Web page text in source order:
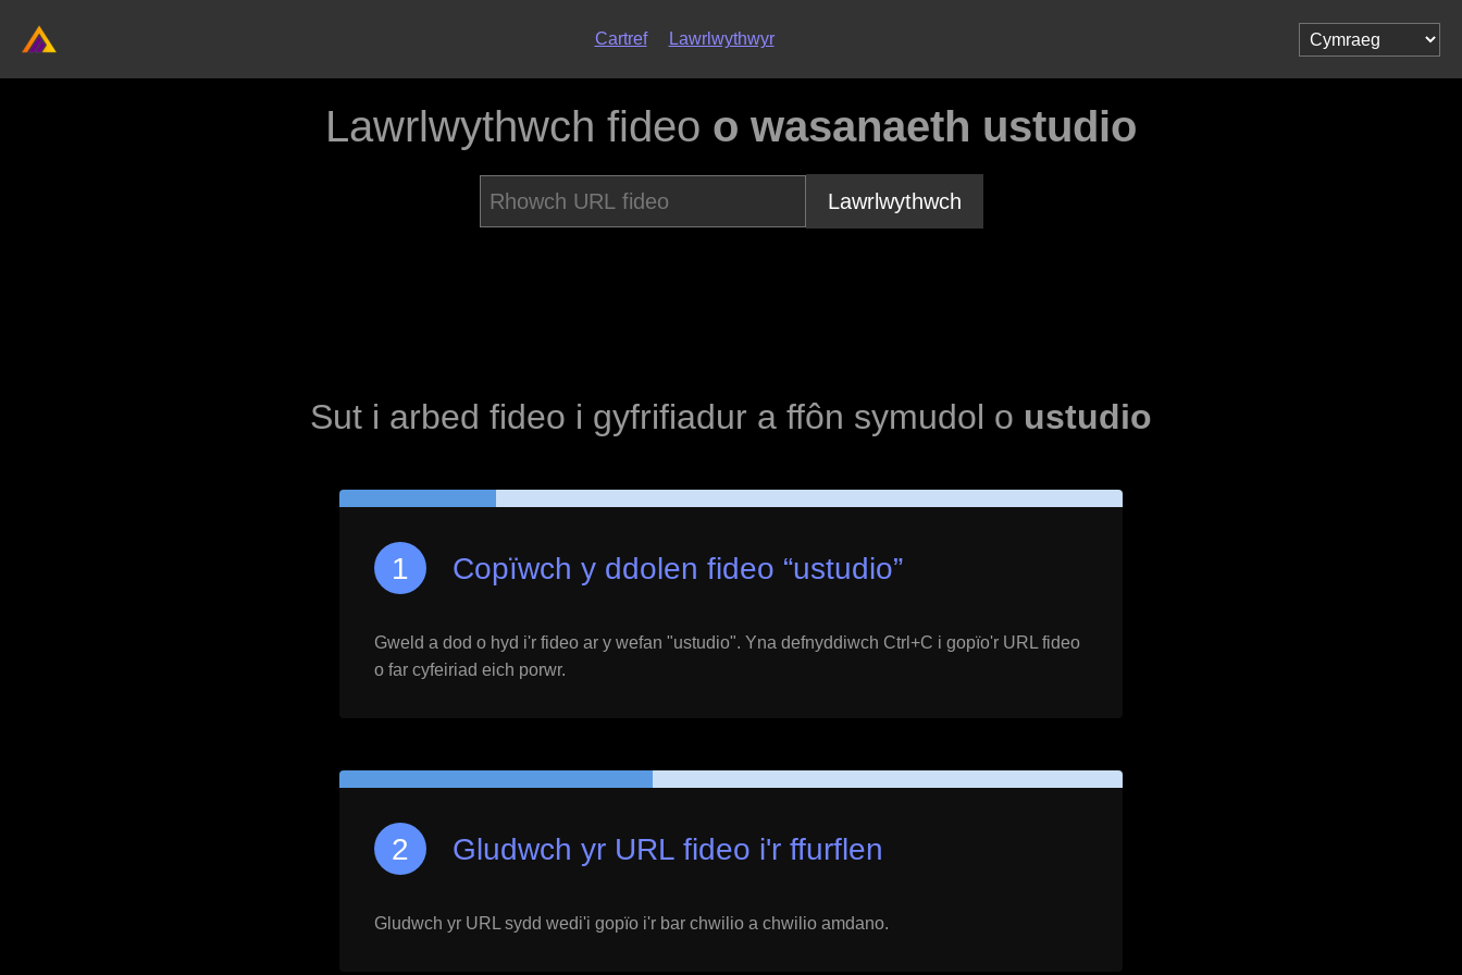
Cartref Lawrlwythwyr
Lawrlwythwch fideo o wasanaeth ustudio
Lawrlwythwch
Sut i arbed fideo i gyfrifiadur a ffôn symudol o ustudio
Copïwch y ddolen fideo “ustudio”
Gweld a dod o hyd i'r fideo ar y wefan "ustudio". Yna defnyddiwch Ctrl+C i gopïo'r URL fideo
o far cyfeiriad eich porwr.
Gludwch yr URL fideo i'r ffurflen
Gludwch yr URL sydd wedi'i gopïo i'r bar chwilio a chwilio amdano.